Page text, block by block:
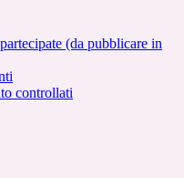
(da pubblicare in
controllati